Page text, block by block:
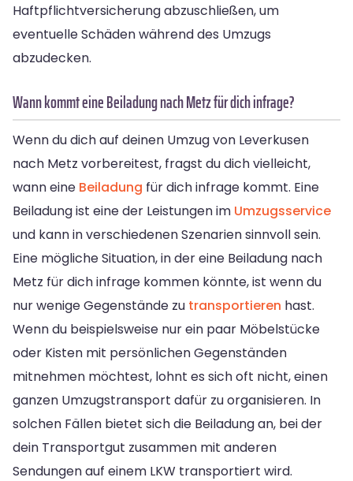
Haftpflichtversicherung abzuschließen, um
eventuelle Schäden während des Umzugs
abzudecken.
Wann kommt eine Beiladung nach Metz für dich infrage?
Wenn du dich auf deinen Umzug von Leverkusen
nach Metz vorbereitest, fragst du dich vielleicht,
wann eine Beiladung für dich infrage kommt. Eine
Beiladung ist eine der Leistungen im Umzugsservice
und kann in verschiedenen Szenarien sinnvoll sein.
Eine mögliche Situation, in der eine Beiladung nach
Metz für dich infrage kommen könnte, ist wenn du
nur wenige Gegenstände zu transportieren hast.
Wenn du beispielsweise nur ein paar Möbelstücke
oder Kisten mit persönlichen Gegenständen
mitnehmen möchtest, lohnt es sich oft nicht, einen
ganzen Umzugstransport dafür zu organisieren. In
solchen Fällen bietet sich die Beiladung an, bei der
dein Transportgut zusammen mit anderen
Sendungen auf einem LKW transportiert wird.